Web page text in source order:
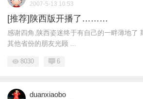
2007-5-13 10:53
[推荐]陕西版开播了………
感谢四角,陕西姿迷终于有自己的一畔薄地了
其他省份的朋友光顾 ...
8030 6
duanxiaobo